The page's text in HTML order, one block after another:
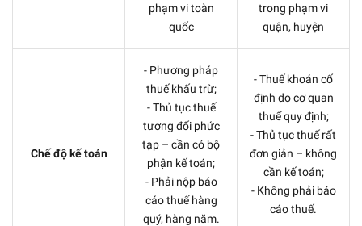
phạm vi toàn
quốc
trong phạm vi
quận, huyện
Chế độ kế toán
- Phương pháp
thuế khấu trừ;
- Thủ tục thuế
tương đối phức
tạp – cần có bộ
phận kế toán;
- Phải nộp báo
cáo thuế hàng
quý, hàng năm.
- Thuế khoán cố
định do cơ quan
thuế quy định;
- Thủ tục thuế rất
đơn giản – không
cần kế toán;
- Không phải báo
cáo thuế.